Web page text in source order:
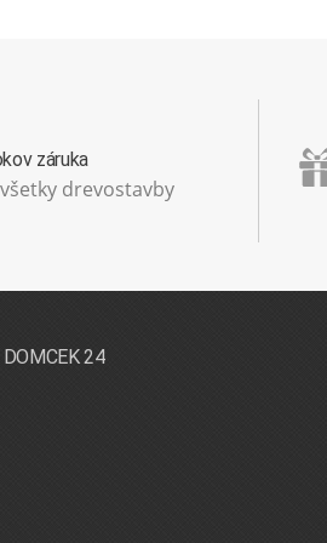
záruka
drevostavby
24